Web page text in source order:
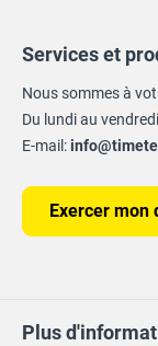
Services et
Nous sommes à
Du lundi au
E-mail:
Exercer mon
Plus